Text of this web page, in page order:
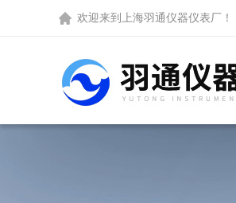
欢迎来到 上海羽通仪器仪表厂 ！